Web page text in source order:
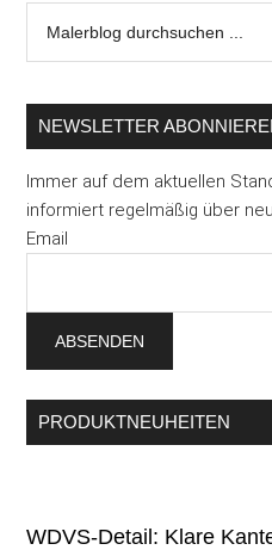
durchsuchen
NEWSLETTER
Immer auf dem aktuellen
informiert regelmäßig über
Email
PRODUKTNEUHEITEN
WDVS-Detail: Klare